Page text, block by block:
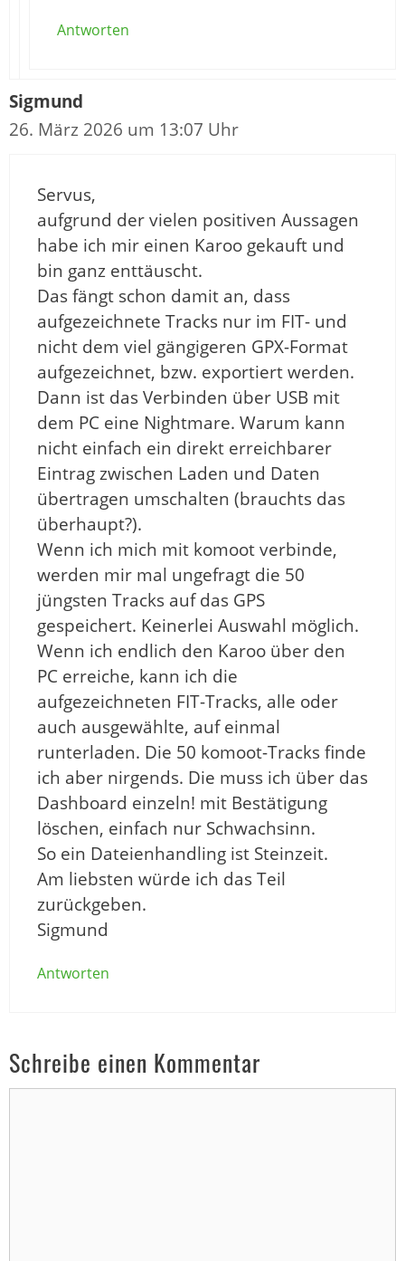
Antworten
Sigmund
26. März 2026 um 13:07 Uhr
Servus,
aufgrund der vielen positiven Aussagen
habe ich mir einen Karoo gekauft und
bin ganz enttäuscht.
Das fängt schon damit an, dass
aufgezeichnete Tracks nur im FIT- und
nicht dem viel gängigeren GPX-Format
aufgezeichnet, bzw. exportiert werden.
Dann ist das Verbinden über USB mit
dem PC eine Nightmare. Warum kann
nicht einfach ein direkt erreichbarer
Eintrag zwischen Laden und Daten
übertragen umschalten (brauchts das
überhaupt?).
Wenn ich mich mit komoot verbinde,
werden mir mal ungefragt die 50
jüngsten Tracks auf das GPS
gespeichert. Keinerlei Auswahl möglich.
Wenn ich endlich den Karoo über den
PC erreiche, kann ich die
aufgezeichneten FIT-Tracks, alle oder
auch ausgewählte, auf einmal
runterladen. Die 50 komoot-Tracks finde
ich aber nirgends. Die muss ich über das
Dashboard einzeln! mit Bestätigung
löschen, einfach nur Schwachsinn.
So ein Dateienhandling ist Steinzeit.
Am liebsten würde ich das Teil
zurückgeben.
Sigmund
Antworten
Schreibe einen Kommentar